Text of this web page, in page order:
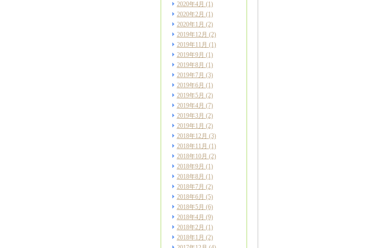
2020年4月 (1)
2020年2月 (1)
2020年1月 (2)
2019年12月 (2)
2019年11月 (1)
2019年9月 (1)
2019年8月 (1)
2019年7月 (3)
2019年6月 (1)
2019年5月 (2)
2019年4月 (7)
2019年3月 (2)
2019年1月 (2)
2018年12月 (3)
2018年11月 (1)
2018年10月 (2)
2018年9月 (1)
2018年8月 (1)
2018年7月 (2)
2018年6月 (5)
2018年5月 (6)
2018年4月 (9)
2018年2月 (1)
2018年1月 (2)